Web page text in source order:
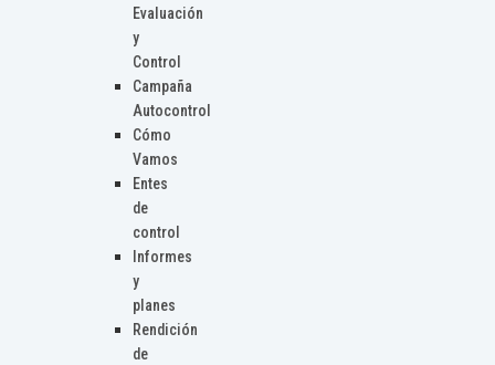
Evaluación
y
Control
Campaña
Autocontrol
Cómo
Vamos
Entes
de
control
Informes
y
planes
Rendición
de